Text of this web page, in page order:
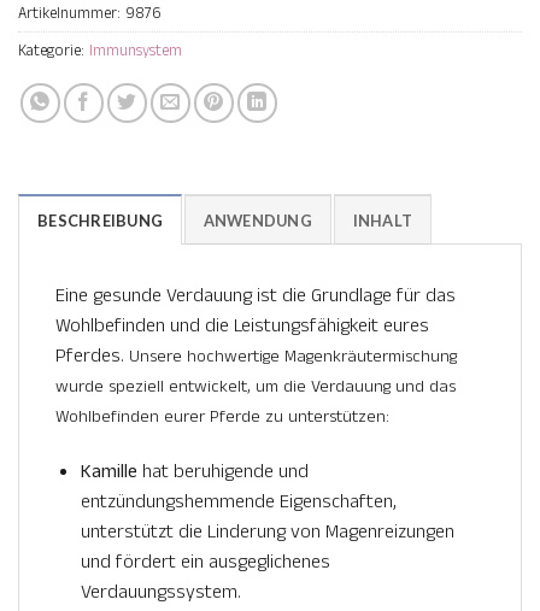
Artikelnummer: 9876
Kategorie: Immunsystem
BESCHREIBUNG ANWENDUNG INHALT
Eine gesunde Verdauung ist die Grundlage für das
Wohlbefinden und die Leistungsfähigkeit eures
Pferdes. Unsere hochwertige Magenkräutermischung
wurde speziell entwickelt, um die Verdauung und das
Wohlbefinden eurer Pferde zu unterstützen:
Kamille hat beruhigende und
entzündungshemmende Eigenschaften,
unterstützt die Linderung von Magenreizungen
und fördert ein ausgeglichenes
Verdauungssystem.